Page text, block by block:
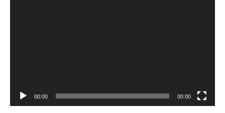
00:00 00:00